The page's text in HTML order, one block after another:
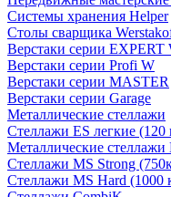
Системы хранения Helper
Столы сварщика
Верстаки серии EXPERT
Верстаки серии Profi W
Верстаки серии MASTER
Верстаки серии Garage
Металлические стеллажи
Стеллажи ES легкие (120
Металлические стеллажи
Стеллажи MS Strong
Стеллажи MS Hard (1000